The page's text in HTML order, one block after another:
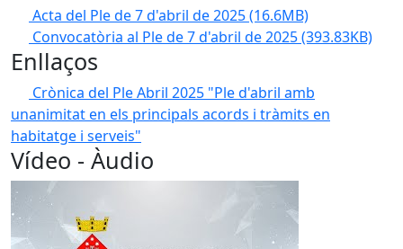
Acta del Ple de 7 d'abril de 2025(16.6MB)
Convocatòria al Ple de 7 d'abril de 2025(393.83KB)
Enllaços
Crònica del Ple Abril 2025 "Ple d'abril amb
unanimitat en els principals acords i tràmits en
habitatge i serveis"
Vídeo - Àudio